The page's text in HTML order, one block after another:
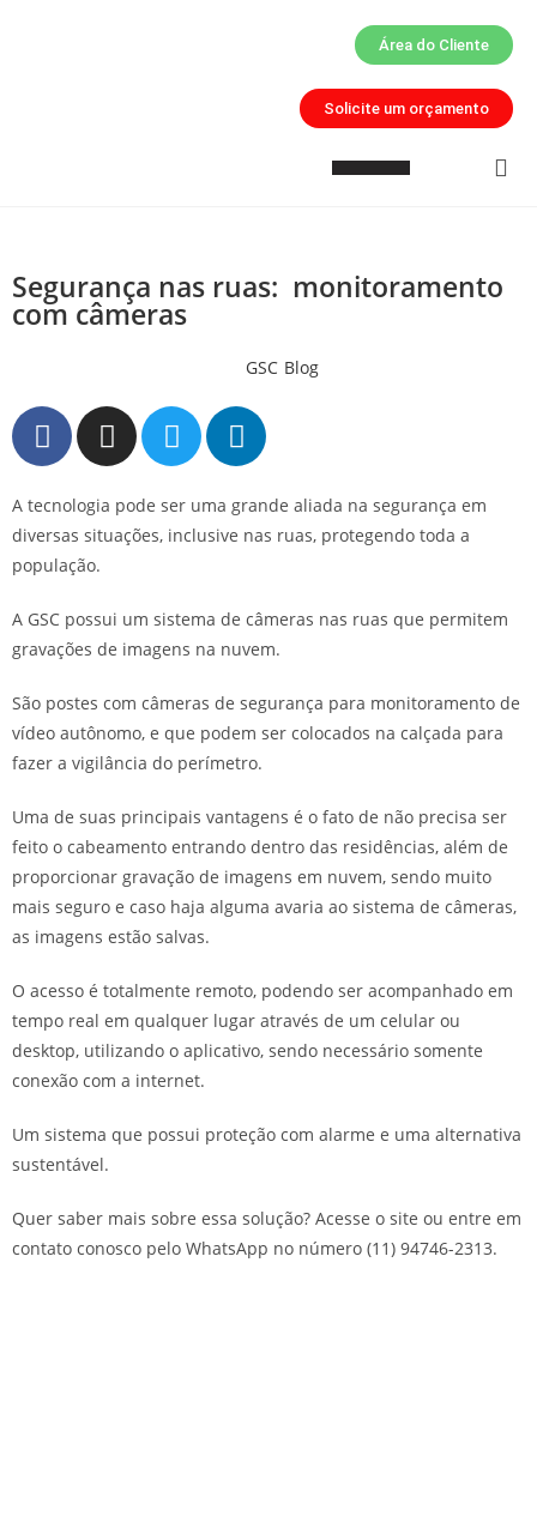
Área do Cliente
Solicite um orçamento
Segurança nas ruas: monitoramento
com câmeras
GSC Blog
A tecnologia pode ser uma grande aliada na segurança em
diversas situações, inclusive nas ruas, protegendo toda a
população.
A GSC possui um sistema de câmeras nas ruas que permitem
gravações de imagens na nuvem.
São postes com câmeras de segurança para monitoramento de
vídeo autônomo, e que podem ser colocados na calçada para
fazer a vigilância do perímetro.
Uma de suas principais vantagens é o fato de não precisa ser
feito o cabeamento entrando dentro das residências, além de
proporcionar gravação de imagens em nuvem, sendo muito
mais seguro e caso haja alguma avaria ao sistema de câmeras,
as imagens estão salvas.
O acesso é totalmente remoto, podendo ser acompanhado em
tempo real em qualquer lugar através de um celular ou
desktop, utilizando o aplicativo, sendo necessário somente
conexão com a internet.
Um sistema que possui proteção com alarme e uma alternativa
sustentável.
Quer saber mais sobre essa solução? Acesse o site ou entre em
contato conosco pelo WhatsApp no número (11) 94746-2313.